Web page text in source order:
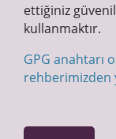
ettiğiniz
kullanmaktır.
GPG anahtarı
rehberimizden